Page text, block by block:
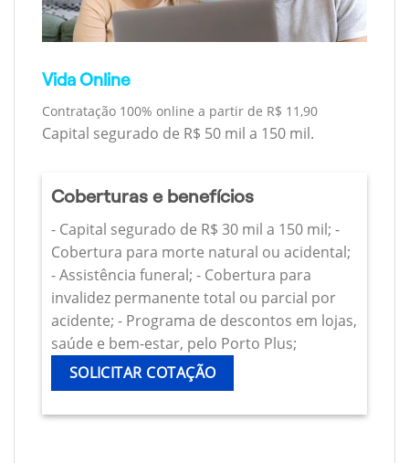
Vida Online
Contratação 100% online a partir de R$ 11,90
Capital segurado de R$ 50 mil a 150 mil.
Coberturas e benefícios
- Capital segurado de R$ 30 mil a 150 mil; -
Cobertura para morte natural ou acidental;
- Assistência funeral; - Cobertura para
invalidez permanente total ou parcial por
acidente; - Programa de descontos em lojas,
saúde e bem-estar, pelo Porto Plus;
SOLICITAR COTAÇÃO